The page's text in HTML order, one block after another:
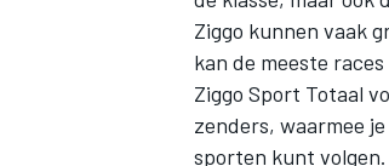
Ziggo kunnen vaak
kan de meeste
Ziggo Sport Totaal
zenders, waarmee
sporten kunt volgen.